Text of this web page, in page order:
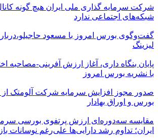
شرکت سرمایه گذاری ملی ایران هیچ گونه
شبکه‌های اجتماعی ندارد
گفت‌وگوی بورس امروز با مسعود
لیزینگ
پایان بنگاه داری، آغاز ارزش آفرینی-مصاحبه
با نشریه بورس امروز
صدور مجوز افزایش سرمایه شرکت آلومتک
بورس و اوراق بهادار
مقایسه سه‌دوره‌ای ارزش پرتفوی بورسی
ایران؛ تداوم رشد دارایی‌ها علی‌رغم نوسانات